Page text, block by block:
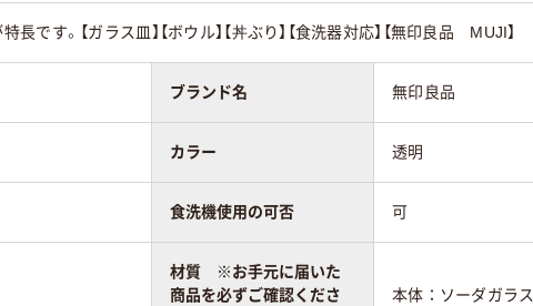
です。【ガラス皿】【ボウル】【丼ぶり】【食洗器対応】【無印良品 MUJI】
ブランド名 無印良品
カラー 透明
食洗機使用の可否 可
材質 ※お手元に届いた
商品を必ずご確認くださ
本体：ソーダガラス